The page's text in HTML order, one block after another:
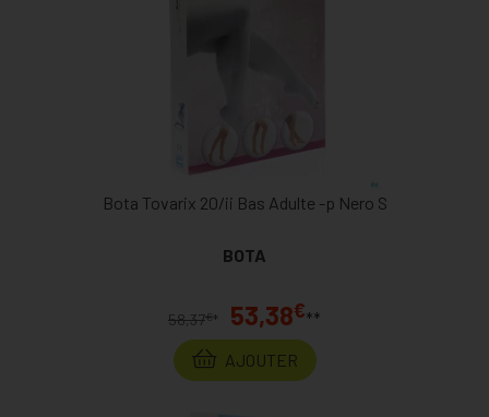
Bota Tovarix 20/ii Bas Adulte -p Nero S
BOTA
58,37€* 53,38€**
AJOUTER